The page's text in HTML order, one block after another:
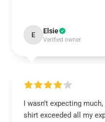
E Elsie
Verified owner
I wasn’t expecting
shirt exceeded all my